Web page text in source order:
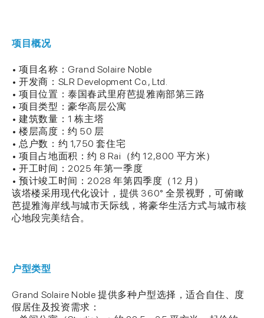
项目概况
• 项目名称：Grand Solaire Noble
• 开发商：SLR Development Co., Ltd.
• 项目位置：泰国春武里府芭提雅南部第三路
• 项目类型：豪华高层公寓
• 建筑数量：1 栋主塔
• 楼层高度：约 50 层
• 总户数：约 1,750 套住宅
• 项目占地面积：约 8 Rai（约 12,800 平方米）
• 开工时间：2025 年第一季度
• 预计竣工时间：2028 年第四季度（12 月）
该塔楼采用现代化设计，提供 360° 全景视野，可俯瞰
芭提雅海岸线与城市天际线，将豪华生活方式与城市核
心地段完美结合。
户型类型
Grand Solaire Noble 提供多种户型选择，适合自住、度
假居住及投资需求：